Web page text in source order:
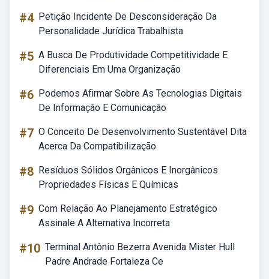
#4 Petição Incidente De Desconsideração Da
Personalidade Jurídica Trabalhista
#5 A Busca De Produtividade Competitividade E
Diferenciais Em Uma Organização
#6 Podemos Afirmar Sobre As Tecnologias Digitais
De Informação E Comunicação
#7 O Conceito De Desenvolvimento Sustentável Dita
Acerca Da Compatibilização
#8 Resíduos Sólidos Orgânicos E Inorgânicos
Propriedades Físicas E Químicas
#9 Com Relação Ao Planejamento Estratégico
Assinale A Alternativa Incorreta
#10 Terminal Antônio Bezerra Avenida Mister Hull
Padre Andrade Fortaleza Ce